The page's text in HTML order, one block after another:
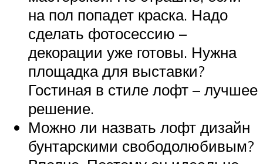
на пол попадет краска. Надо
сделать фотосессию –
декорации уже готовы. Нужна
площадка для выставки?
Гостиная в стиле лофт – лучшее
решение.
Можно ли назвать лофт дизайн
бунтарскими свободолюбивым?